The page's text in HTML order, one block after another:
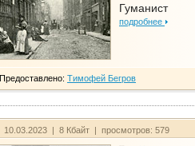
Гуманист
подробнее
Предоставлено: Тимофей Бегров
10.03.2023 | 8 Кбайт | просмотров: 579